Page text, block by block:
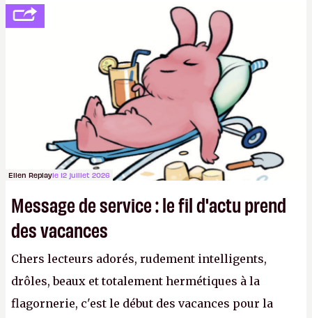
se consoler, le PDG David Baszucki peut compter
sur le déblocage du jeu en Russie et l'explosion des
joueurs majeurs (+32 %). L'avenir appartient donc
aux adultes, qui ne sont jamais que des enfants
avec du pouvoir d'achat.P.
Ellen Replayle 12 juillet 2026
Message de service : le fil d'actu prend
des vacances
Chers lecteurs adorés, rudement intelligents,
drôles, beaux et totalement hermétiques à la
flagornerie, c'est le début des vacances pour la